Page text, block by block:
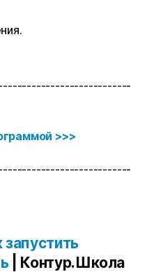
>>>
| Контур.Школа